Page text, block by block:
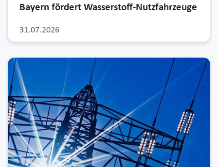
31.07.2026
Bayern fördert Wasserstoff-Nutzfahrzeuge